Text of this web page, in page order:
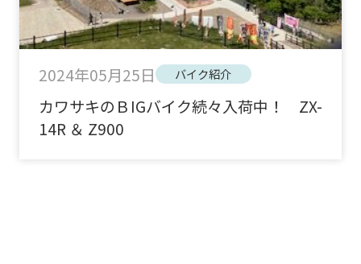
2024年05月25日 バイク紹介
カワサキのＢIGバイク続々入荷中！ ZX-
14R ＆ Z900